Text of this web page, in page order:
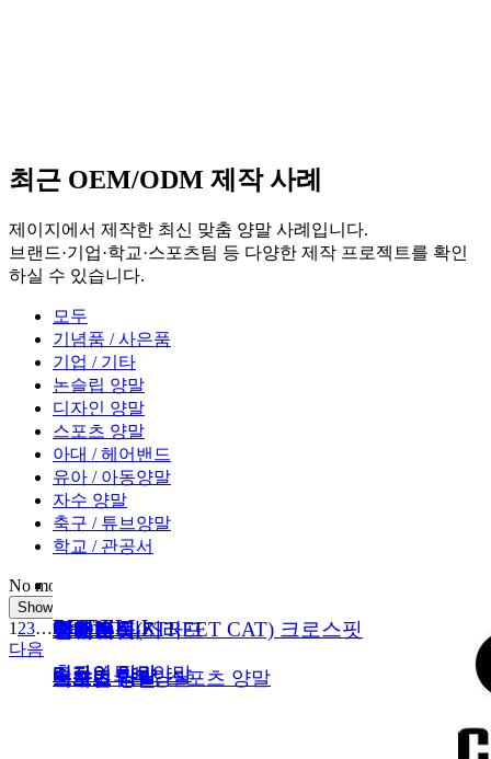
최근 OEM/ODM 제작 사례
제이지에서 제작한 최신 맞춤 양말 사례입니다.
브랜드·기업·학교·스포츠팀 등 다양한 제작 프로젝트를 확인
하실 수 있습니다.
모두
기념품 / 사은품
기업 / 기타
논슬립 양말
디자인 양말
스포츠 양말
아대 / 헤어밴드
유아 / 아동양말
자수 양말
축구 / 튜브양말
학교 / 관공서
모모짐
스포츠 양말
브이쿨
기념품 / 사은품,스포츠 양말
로타입
디자인 양말,스포츠 양말
보라핏
논슬립 양말,스포츠 양말
버터버디
스포츠 양말
라이노짐
스포츠 양말
계단뿌셔클럽
기념품 / 사은품,자수 양말
터틀백
스포츠 양말
마스터욱
스포츠 양말
버터버디
디자인 양말,스포츠 양말
투윈스포츠
스포츠 양말
더스피닝
스포츠 양말
플래니트
스포츠 양말
청주FC
축구 / 튜브양말
칼치오
논슬립 양말,스포츠 양말
스트릿캣(STREET CAT) 크로스핏
스포츠 양말
BEIDELLI
디자인 양말
OGFC
축구 / 튜브양말
BEIDELLI
디자인 양말
포에토
디자인 양말
마스터욱
스포츠 양말
팰리스짐
스포츠 양말
이매진 피스
디자인 양말
어텀
디자인 양말
벤하트
스포츠 양말
theilma
디자인 양말
크로스핏 지라프
스포츠 양말
마스터욱
스포츠 양말
No more projects to show
Show More
1 23…2223
다음